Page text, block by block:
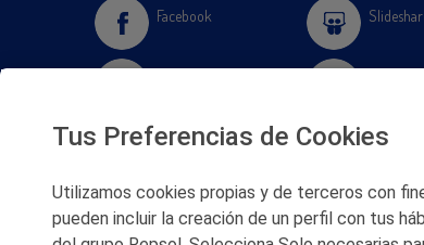
Facebook
Flickr
Tus Preferencias de Cookies
Utilizamos cookies propias y de terceros con
pueden incluir la creación de un perfil con tus